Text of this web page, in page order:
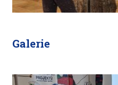
Galerie